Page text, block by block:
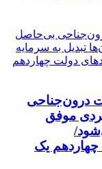
درون‌جناحی
موفق
چهاردهم یک